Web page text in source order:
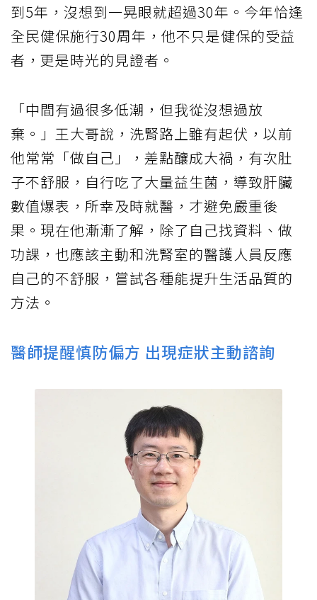
到5年，沒想到一晃眼就超過30年。今年恰逢
全民健保施行30周年，他不只是健保的受益
者，更是時光的見證者。
「中間有過很多低潮，但我從沒想過放
棄。」王大哥說，洗腎路上雖有起伏，以前
他常常「做自己」，差點釀成大禍，有次肚
子不舒服，自行吃了大量益生菌，導致肝臟
數值爆表，所幸及時就醫，才避免嚴重後
果。現在他漸漸了解，除了自己找資料、做
功課，也應該主動和洗腎室的醫護人員反應
自己的不舒服，嘗試各種能提升生活品質的
方法。
醫師提醒慎防偏方 出現症狀主動諮詢